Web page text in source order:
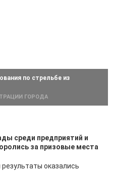
по стрельбе из
ГОРОДА
среди предприятий и
за призовые места
оказались